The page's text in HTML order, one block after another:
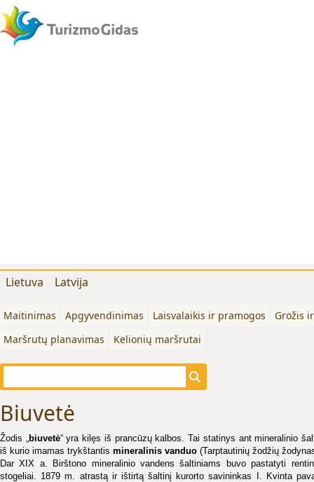
Lietuva Latvija
Maitinimas Apgyvendinimas Laisvalaikis ir pramogos
Grožis
Maršrutų planavimas
Kelionių maršrutai
Biuvetė
Žodis „biuvetė“ yra kilęs iš prancūzų kalbos. Tai statinys ant mineralinio
iš kurio imamas trykštantis mineralinis vanduo (Tarptautinių žodžių
Dar XIX a. Birštono mineralinio vandens šaltiniams buvo pastatyti
stogeliai. 1879 m. atrastą ir ištirtą šaltinį kurorto savininkas I. Kvinta